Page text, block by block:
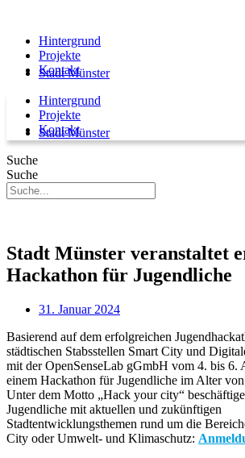
Hintergrund
Projekte
Kontakt
Stadt Münster
Hintergrund
Projekte
Kontakt
Stadt Münster
Suche
Suche
Stadt Münster veranstaltet
Hackathon für Jugendliche
31. Januar 2024
Basierend auf dem erfolgreichen
städtischen Stabsstellen Smart City und
mit der OpenSenseLab gGmbH vom 4. bis 6.
einem Hackathon für Jugendliche im Alter
Unter dem Motto „Hack your city“
Jugendliche mit aktuellen und zukünftigen
Stadtentwicklungsthemen rund um die
City oder Umwelt- und Klimaschutz: